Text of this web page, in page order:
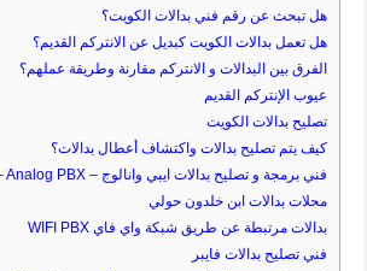
هل تبحث عن رقم فني بدالات الكويت؟
هل تعمل بدالات الكويت كبديل عن الانتركم القديم؟
الفرق بين البدالات و الانتركم مقارنة وطريقة عملهم؟
عيوب الإنتركم القديم
تصليح بدالات الكويت
كيف يتم تصليح بدالات واكتشاف أعطال بدالات؟
فني برمجة و تصليح بدالات ايبي وانالوج – IP PBX – Analog PBX
محلات بدالات ابن خلدون حولي
بدالات مرتبطة عن طريق شبكة واي فاي WIFI PBX
فني تصليح بدالات فايبر